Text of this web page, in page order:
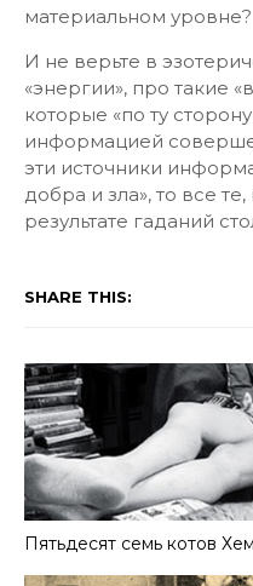
материальном уровне?
И не верьте в
«энергии», про такие
которые «по ту
информацией
эти источники
добра и зла», то все
результате гаданий
SHARE THIS:
Пятьдесят семь котов